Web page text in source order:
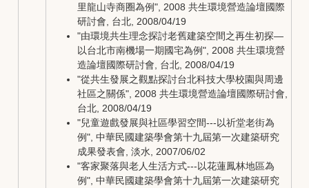
里龍山寺商圈為例", 2008 共生環境營造論壇國際
研討會, 台北, 2008/04/19
"由環境共生理念探討老舊建築空間之再生初探—
以台北市南機場一期國宅為例", 2008 共生環境營
造論壇國際研討會, 台北, 2008/04/19
"從共生發展之觀點探討台北科技大學校園與周邊
社區之關係", 2008 共生環境營造論壇國際研討會,
台北, 2008/04/19
"兒童遊戲發展與社區學習空間---以祈堂老街為
例", 中華民國建築學會第十九屆第一次建築研究
成果發表會, 淡水, 2007/06/02
"客家聚落與老人生活方式---以花蓮鳳林地區為
例", 中華民國建築學會第十九屆第一次建築研究